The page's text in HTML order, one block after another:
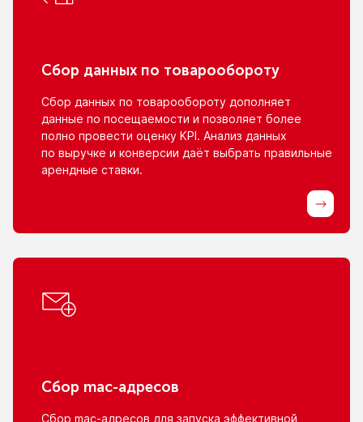
Сбор данных по товарообороту
Сбор данных по товарообороту дополняет
данные по посещаемости и позволяет более
полно провести оценку KPI. Анализ данных
по выручке и конверсии даёт выбрать правильные
арендные ставки.
Сбор mac-адресов
Сбор mac-адресов для запуска эффективной